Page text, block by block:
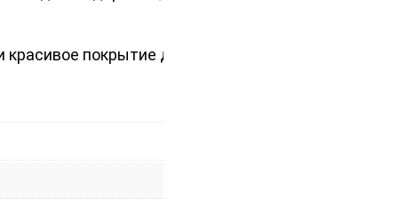
покрытие для вашего